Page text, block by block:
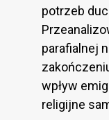
potrzeb
parafialnej
wpływ
religijne